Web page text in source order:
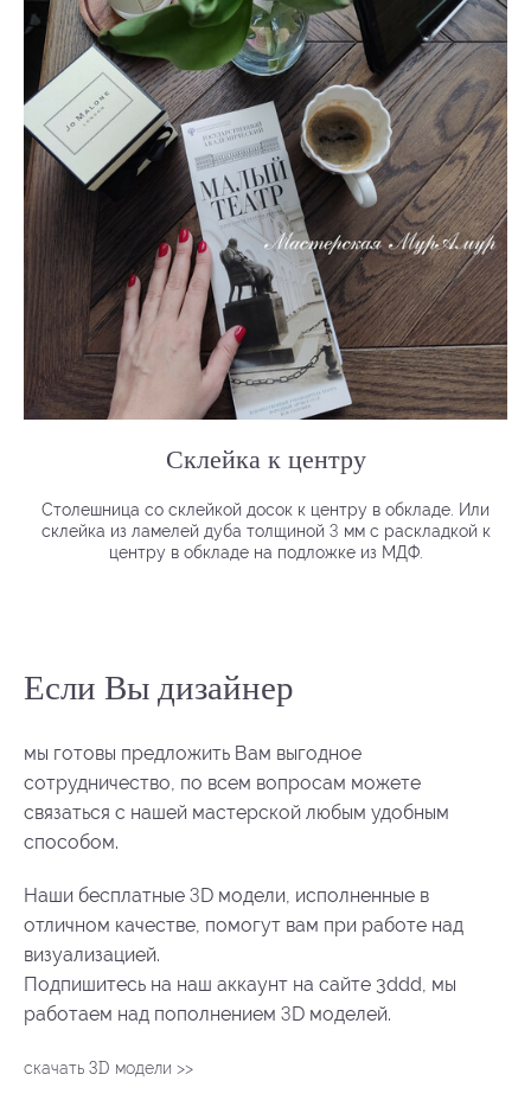
Склейка к центру
Столешница со склейкой досок к центру в обкладе. Или
склейка из ламелей дуба толщиной 3 мм с раскладкой к
центру в обкладе на подложке из МДФ.
Если Вы дизайнер
мы готовы предложить Вам выгодное
сотрудничество, по всем вопросам можете
связаться с нашей мастерской любым удобным
способом.
Наши бесплатные 3D модели, исполненные в
отличном качестве, помогут вам при работе над
визуализацией.
Подпишитесь на наш аккаунт на сайте 3ddd, мы
работаем над пополнением 3D моделей.
скачать 3D модели >>